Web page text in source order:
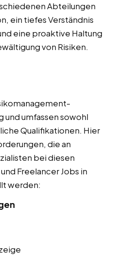
Abteilungen
ein tiefes Verständnis
eine proaktive Haltung
von Risiken.
und umfassen sowohl
Qualifikationen. Hier
die an
bei diesen
Freelancer Jobs in
werden: